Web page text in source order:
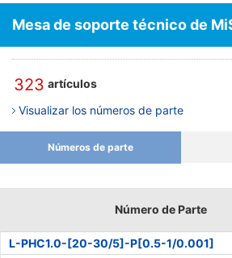
Mesa de soporte técnico de
323 artículos
Visualizar los números de parte
Números de parte
Número de Parte
L-PHC1.0-[20-30/5]-P[0.5-1/0.001]